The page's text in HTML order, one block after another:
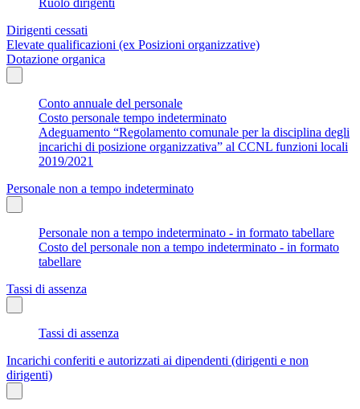
Dirigenti cessati
Elevate qualificazioni (ex Posizioni organizzative)
Dotazione organica
Conto annuale del personale
Costo personale tempo indeterminato
Adeguamento “Regolamento comunale per la disciplina degli
incarichi di posizione organizzativa” al CCNL funzioni locali
2019/2021
Personale non a tempo indeterminato
Personale non a tempo indeterminato - in formato tabellare
Costo del personale non a tempo indeterminato - in formato
tabellare
Tassi di assenza
Tassi di assenza
Incarichi conferiti e autorizzati ai dipendenti (dirigenti e non
dirigenti)